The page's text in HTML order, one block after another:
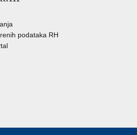
podataka RH